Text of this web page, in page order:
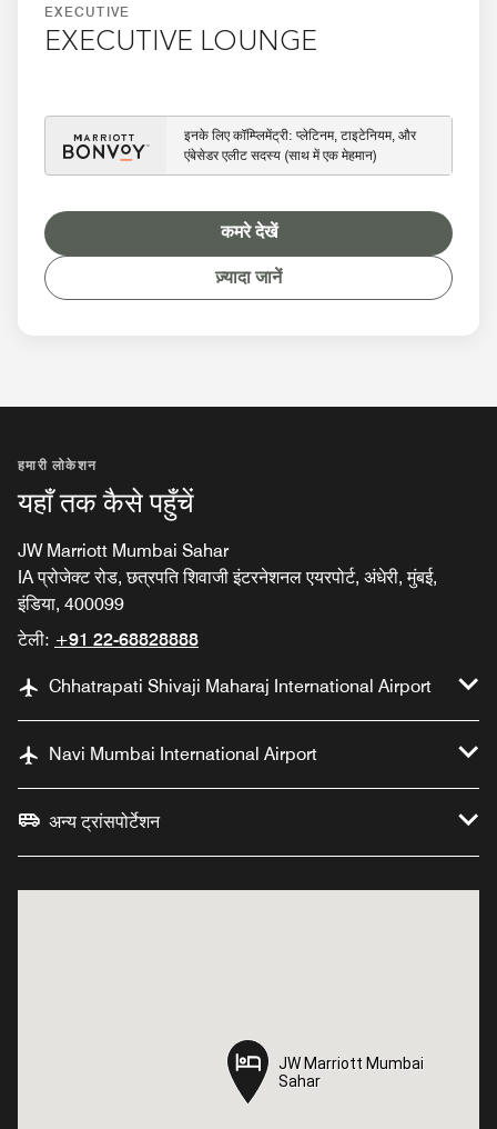
EXECUTIVE
EXECUTIVE LOUNGE
इनके लिए कॉम्प्लिमेंट्री: प्लेटिनम, टाइटेनियम, और
एंबेसेडर एलीट सदस्य (साथ में एक मेहमान)
कमरे देखें
ज़्यादा जानें
हमारी लोकेशन
यहाँ तक कैसे पहुँचें
JW Marriott Mumbai Sahar
IA प्रोजेक्ट रोड, छत्रपति शिवाजी इंटरनेशनल एयरपोर्ट, अंधेरी, मुंबई,
इंडिया, 400099
टेली: +91 22-68828888
Chhatrapati Shivaji Maharaj International Airport
Navi Mumbai International Airport
अन्य ट्रांसपोर्टेशन
JW Marriott Mumbai
Sahar
JW Marriott Mumbai
Sahar